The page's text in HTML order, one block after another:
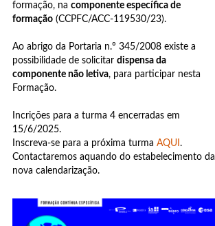
formação, nacomponente específica de
formação (CCPFC/ACC-119530/23).
Ao abrigo da Portaria n.º 345/2008 existe a
possibilidade de solicitardispensa da
componente não letiva, para participar nesta
Formação.
Incrições para a turma 4 encerradas em
15/6/2025.
Inscreva-se para a próxima turmaAQUI.
Contactaremos aquando do estabelecimento da
nova calendarização.